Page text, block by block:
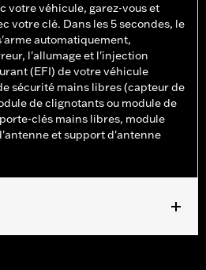
votre véhicule, garez-vous et
votre clé. Dans les 5 secondes, le
automatiquement,
l'allumage et l'injection
(EFI) de votre véhicule
sécurité mains libres (capteur de
de clignotants ou module de
clés mains libres, module
et support d'antenne